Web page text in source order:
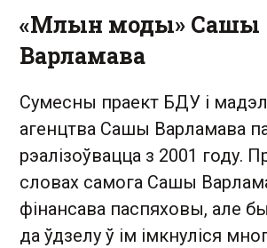
«Млын моды» Сашы
Варламава
Сумесны праект БДУ і
агенцтва Сашы Варламава
рэалізоўвацца з 2001 году.
словах самога Сашы
фінансава паспяховы, але
да ўдзелу ў ім імкнуліся